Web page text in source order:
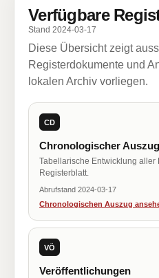
Verfügbare
Stand 2024-03-17
Diese Übersicht zeigt
Registerdokumente und
lokalen Archiv vorliegen.
CD
Chronologischer Auszug
Tabellarische Entwicklung aller
Registerblatt.
Abrufstand 2024-03-17
Chronologischen Auszug
VÖ
Veröffentlichungen